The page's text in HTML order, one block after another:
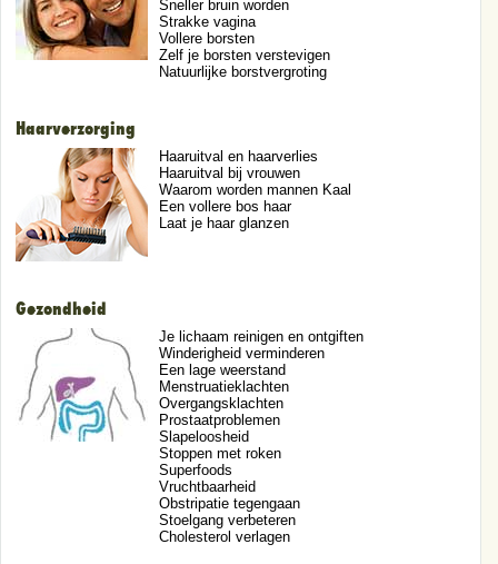
Sneller bruin worden
Strakke vagina
Vollere borsten
Zelf je borsten verstevigen
Natuurlijke borstvergroting
Haarverzorging
Haaruitval en haarverlies
Haaruitval bij vrouwen
Waarom worden mannen Kaal
Een vollere bos haar
Laat je haar glanzen
Gezondheid
Je lichaam reinigen en ontgiften
Winderigheid verminderen
Een lage weerstand
Menstruatieklachten
Overgangsklachten
Prostaatproblemen
Slapeloosheid
Stoppen met roken
Superfoods
Vruchtbaarheid
Obstripatie tegengaan
Stoelgang verbeteren
Cholesterol verlagen